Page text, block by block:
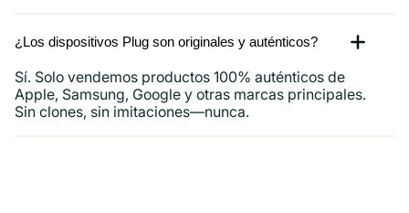
¿Los dispositivos Plug son originales y auténticos?
Sí. Solo vendemos productos 100% auténticos de
Apple, Samsung, Google y otras marcas principales.
Sin clones, sin imitaciones—nunca.